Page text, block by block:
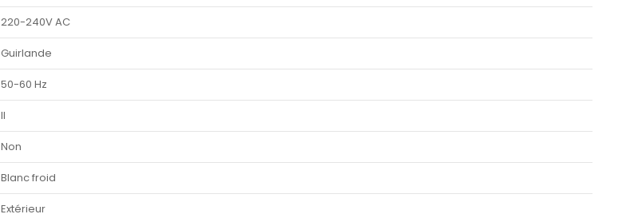
220-240V AC
Guirlande
50-60 Hz
II
Non
Blanc froid
Extérieur